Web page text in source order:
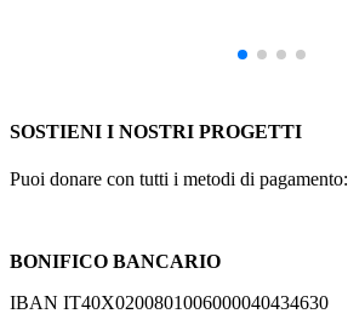
SOSTIENI I NOSTRI PROGETTI
Puoi donare con tutti i metodi di pagamento:
BONIFICO BANCARIO
IBAN IT40X0200801006000040434630